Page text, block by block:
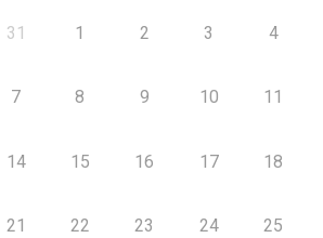
31 1 2 3 4
7 8 9 10 11
14 15 16 17 18
21 22 23 24 25